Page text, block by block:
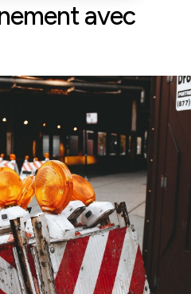
avec